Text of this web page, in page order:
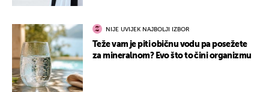
NIJE UVIJEK NAJBOLJI IZBOR
Teže vam je piti običnu vodu pa posežete
za mineralnom? Evo što to čini organizmu